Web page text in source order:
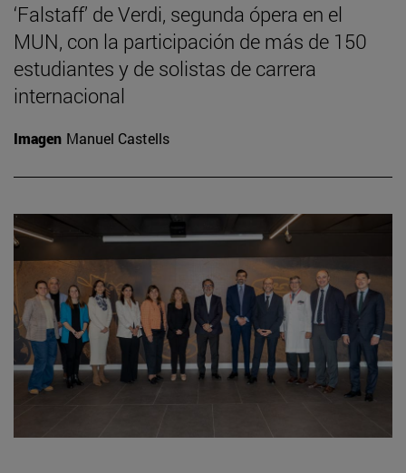
‘Falstaff’ de Verdi, segunda ópera en el
MUN, con la participación de más de 150
estudiantes y de solistas de carrera
internacional
Imagen Manuel Castells